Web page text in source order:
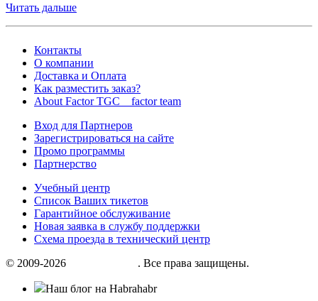
Читать дальше
Контакты
О компании
Доставка и Оплата
Как разместить заказ?
About Factor TGC _ factor team
Вход для Партнеров
Зарегистрироваться на сайте
Промо программы
Партнерство
Учебный центр
Список Ваших тикетов
Гарантийное обслуживание
Новая заявка в службу поддержки
Схема проезда в технический центр
© 2009-2026
. Все права защищены.
Наш блог на Habrahabr